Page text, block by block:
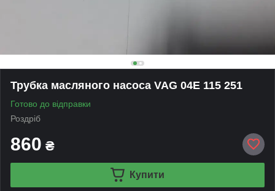
Трубка масляного насоса VAG 04E 115 251
Готово до відправки
Роздріб
860 ₴
Купити